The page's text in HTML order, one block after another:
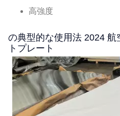
高強度
の典型的な使用法 2024
トプレート